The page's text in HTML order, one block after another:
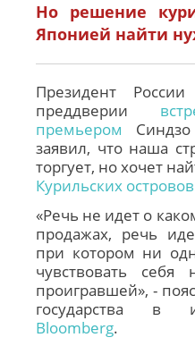
Но решение
Японией найти
Президент России
преддверии
премьером
заявил, что наша
торгует, но хочет
Курильских островов
«Речь не идет о
продажах, речь
при котором ни
чувствовать
проигравшей», -
государства в
Bloomberg.